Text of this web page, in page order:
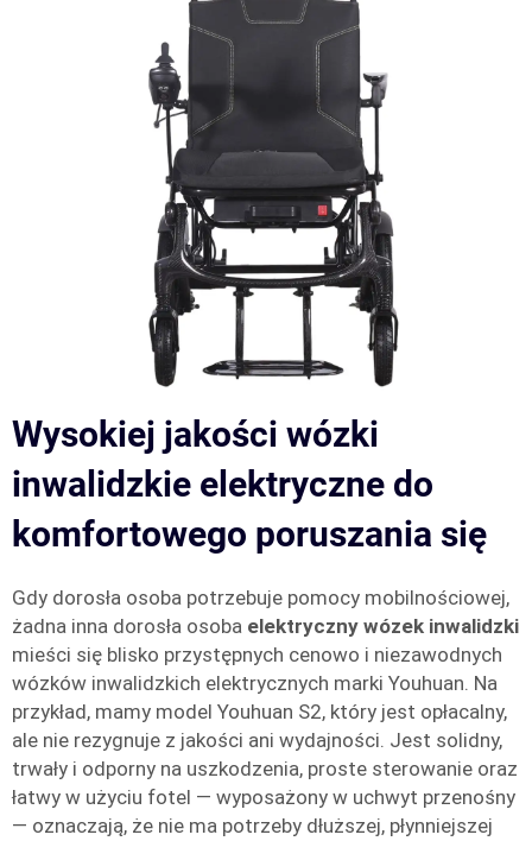
Wysokiej jakości wózki
inwalidzkie elektryczne do
komfortowego poruszania się
Gdy dorosła osoba potrzebuje pomocy mobilnościowej,
żadna inna dorosła osoba elektryczny wózek inwalidzki
mieści się blisko przystępnych cenowo i niezawodnych
wózków inwalidzkich elektrycznych marki Youhuan. Na
przykład, mamy model Youhuan S2, który jest opłacalny,
ale nie rezygnuje z jakości ani wydajności. Jest solidny,
trwały i odporny na uszkodzenia, proste sterowanie oraz
łatwy w użyciu fotel — wyposażony w uchwyt przenośny
— oznaczają, że nie ma potrzeby dłuższej, płynniejszej